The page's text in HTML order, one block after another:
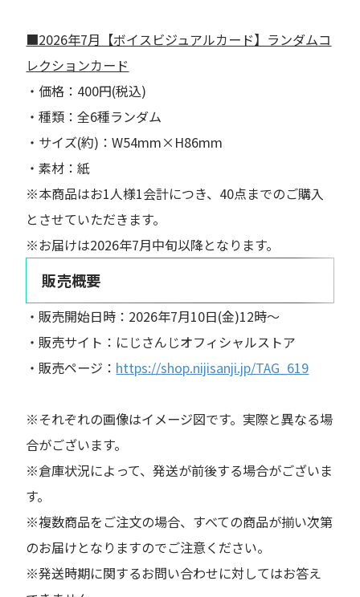
■2026年7月【ボイスビジュアルカード】ランダムコ
レクションカード
・価格：400円(税込)
・種類：全6種ランダム
・サイズ(約)：W54mm×H86mm
・素材：紙
※本商品はお1人様1会計につき、40点までのご購入
とさせていただきます。
※お届けは2026年7月中旬以降となります。
販売概要
・販売開始日時：2026年7月10日(金)12時～
・販売サイト：にじさんじオフィシャルストア
・販売ページ： https://shop.nijisanji.jp/TAG_619
※それぞれの画像はイメージ図です。実際と異なる場
合がございます。
※倉庫状況によって、発送が前後する場合がございま
す。
※複数商品をご注文の場合、すべての商品が揃い次第
のお届けとなりますのでご注意ください。
※発送時期に関するお問い合わせに対してはお答え